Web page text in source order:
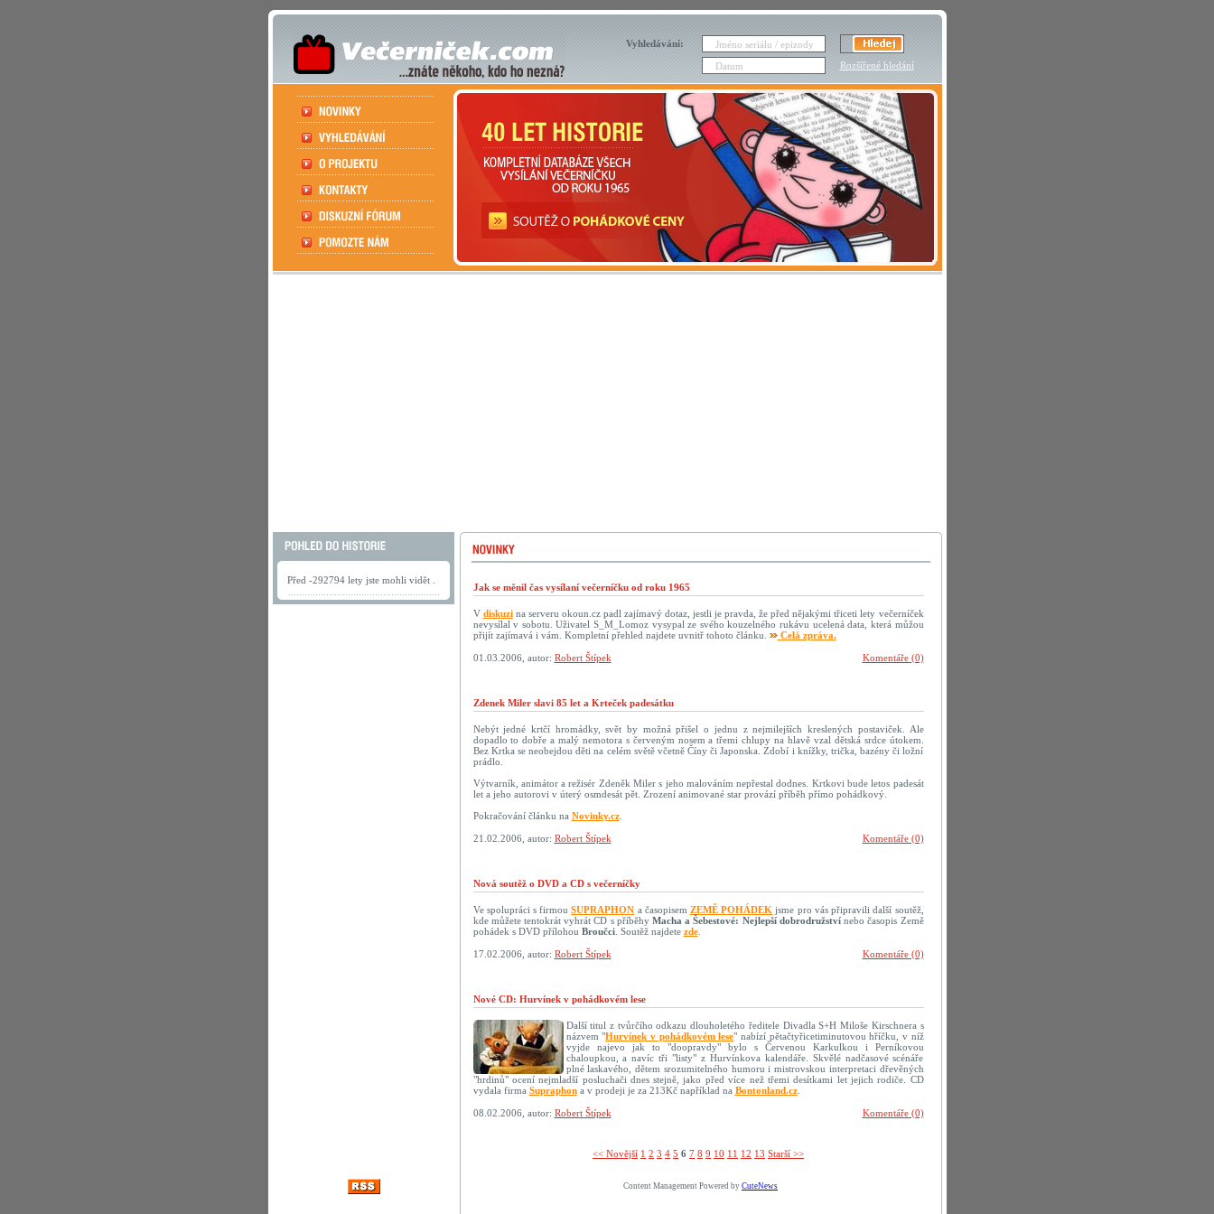
Vyhledávání:
Rozšířené hledání
Před -292794 lety jste mohli vidět .
Jak se měnil čas vysílaní večerníčku od roku 1965
V diskuzina serveru okoun.cz padl zajímavý dotaz, jestli je pravda, že před nějakými třiceti lety večerníček
nevysílal v sobotu. Uživatel S_M_Lomoz vysypal ze svého kouzelného rukávu ucelená data, která můžou
přijít zajímavá i vám. Kompletní přehled najdete uvnitř tohoto článku.
Celá zpráva.
Komentáře (0)
01.03.2006, autor: Robert Štípek
Zdenek Miler slavi 85 let a Krteček padesátku
Nebýt jedné krtčí hromádky, svět by možná přišel o jednu z nejmilejších kreslených postaviček. Ale
dopadlo to dobře a malý nemotora s červeným nosem a třemi chlupy na hlavě vzal dětská srdce útokem.
Bez Krtka se neobejdou děti na celém světě včetně Číny či Japonska. Zdobí i knížky, trička, bazény či ložní
prádlo.
Výtvarník, animátor a režisér Zdeněk Miler s jeho malováním nepřestal dodnes. Krtkovi bude letos padesát
let a jeho autorovi v úterý osmdesát pět. Zrození animované star provází příběh přímo pohádkový.
Pokračování článku na Novinky.cz.
Komentáře (0)
21.02.2006, autor: Robert Štípek
Nová soutěž o DVD a CD s večerníčky
Ve spolupráci s firmouSUPRAPHON a časopisemZEMĚ POHÁDEK jsme pro vás připravili další soutěž,
kde můžete tentokrát vyhrát CD s příběhy Macha a Šebestové: Nejlepší dobrodružstvínebo časopis Země
pohádek s DVD přílohou Broučci. Soutěž najdete zde.
Komentáře (0)
17.02.2006, autor: Robert Štípek
Nové CD: Hurvínek v pohádkovém lese
Další titul z tvůrčího odkazu dlouholetého ředitele Divadla S+H Miloše Kirschnera s
názvem "Hurvínek v pohádkovém lese" nabízí pětačtyřicetiminutovou hříčku, v níž
vyjde najevo jak to "doopravdy" bylo s Červenou Karkulkou i Perníkovou
chaloupkou, a navíc tři "listy" z Hurvínkova kalendáře. Skvělé nadčasové scénáře
plné laskavého, dětem srozumitelného humoru i mistrovskou interpretaci dřevěných
"hrdinů" ocení nejmladší posluchači dnes stejně, jako před více než třemi desítkami let jejich rodiče. CD
vydala firma Supraphona v prodeji je za 213Kč například na Bontonland.cz.
Komentáře (0)
08.02.2006, autor: Robert Štípek
<< Novější­ 1 2 3 4 5 6 7 8 9 10 11 12 13 Starší >>
Content Management Powered by CuteNews